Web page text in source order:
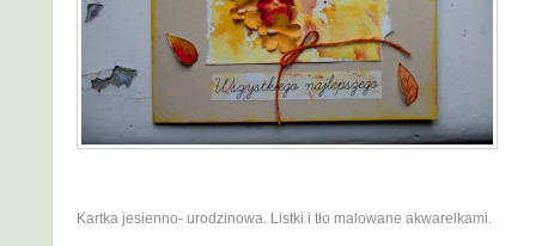
Kartka jesienno- urodzinowa. Listki i tło malowane akwarelkami.